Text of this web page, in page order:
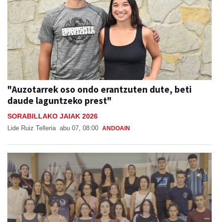
"Auzotarrek oso ondo erantzuten dute, beti
daude laguntzeko prest"
SORABILLAKO JAIAK 2026
Lide Ruiz Telleria abu 07, 08:00 ANDOAIN